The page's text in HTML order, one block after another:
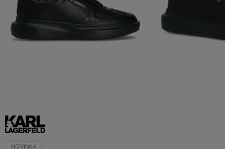
NOVINKA